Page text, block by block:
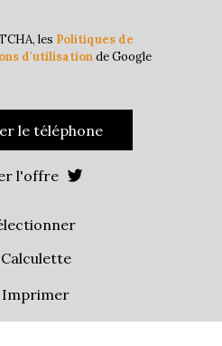
les Politiques de
d'utilisationde Google
le téléphone
l'offre
Calculette
Imprimer